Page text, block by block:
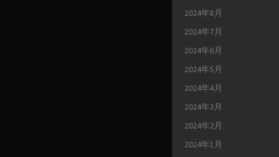
2024年8月
2024年7月
2024年6月
2024年5月
2024年4月
2024年3月
2024年2月
2024年1月